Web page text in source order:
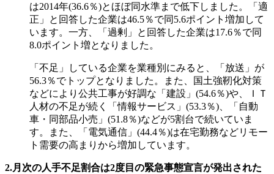
は2014年(36.6％)とほぼ同水準まで低下しました。「適
正」と回答した企業は46.5％で同5.6ポイント増加して
います。一方、「過剰」と回答した企業は17.6％で同
8.0ポイント増となりました。
「不足」している企業を業種別にみると、「放送」が
56.3％でトップとなりました。また、国土強靭化対策
などにより公共工事が好調な「建設」(54.6％)や、ＩＴ
人材の不足が続く「情報サービス」(53.3％)、「自動
車・同部品小売」(51.8％)などが5割台で続いていま
す。また、「電気通信」(44.4％)は在宅勤務などリモー
ト需要の高まりから増加しています。
2.月次の人手不足割合は2度目の緊急事態宣言が発出された